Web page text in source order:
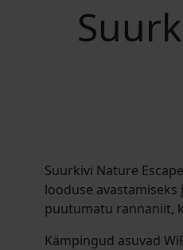
Suurkivi Nature
looduse
puutumatu rannaniit,
Kämpingud asuvad